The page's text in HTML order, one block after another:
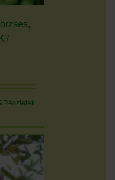
Részletek